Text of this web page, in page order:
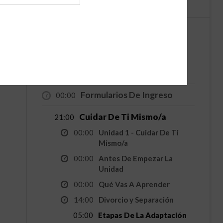
00:00 Formularios De Ingreso
21:00 Cuidar De Ti Mismo/a
00:00
Unidad 1 - Cuidar De Ti
Mismo/a
00:00
Antes De Empezar La
Unidad
00:00
Qué Vas A Aprender
14:00
Divorcio y Separación
05:00
Etapas De La Adaptación